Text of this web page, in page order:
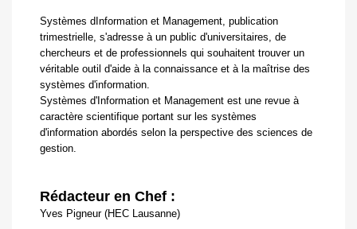
Systèmes dInformation et Management, publication
trimestrielle, s'adresse à un public d'universitaires, de
chercheurs et de professionnels qui souhaitent trouver un
véritable outil d'aide à la connaissance et à la maîtrise des
systèmes d'information.
Systèmes d'Information et Management est une revue à
caractère scientifique portant sur les systèmes
d'information abordés selon la perspective des sciences de
gestion.
Rédacteur en Chef :
Yves Pigneur (HEC Lausanne)